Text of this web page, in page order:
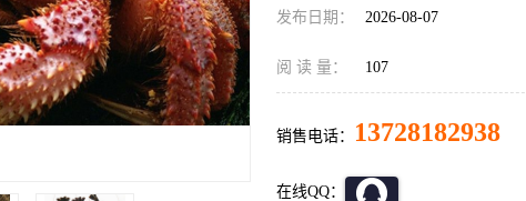
发布日期： 2026-08-07
阅 读 量： 107
销售电话： 13728182938
在线QQ：